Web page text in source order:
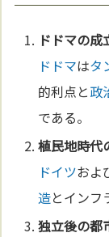
ドドマの成
ドドマはタ
的利点と政
である。
植民地時代
ドイツおよ
造とインフ
独立後の都